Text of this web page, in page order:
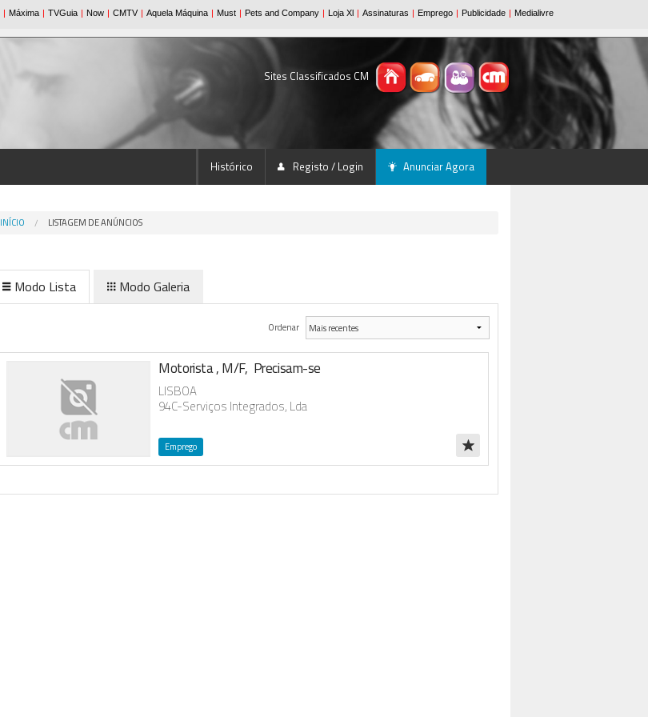
Sites Classificados CM
Histórico Registo / Login Anunciar Agora
INÍCIO LISTAGEM DE ANÚNCIOS
Modo Lista Modo Galeria
Ordenar
Motorista , M/F, Precisam-se
LISBOA
94C-Serviços Integrados, Lda
Emprego